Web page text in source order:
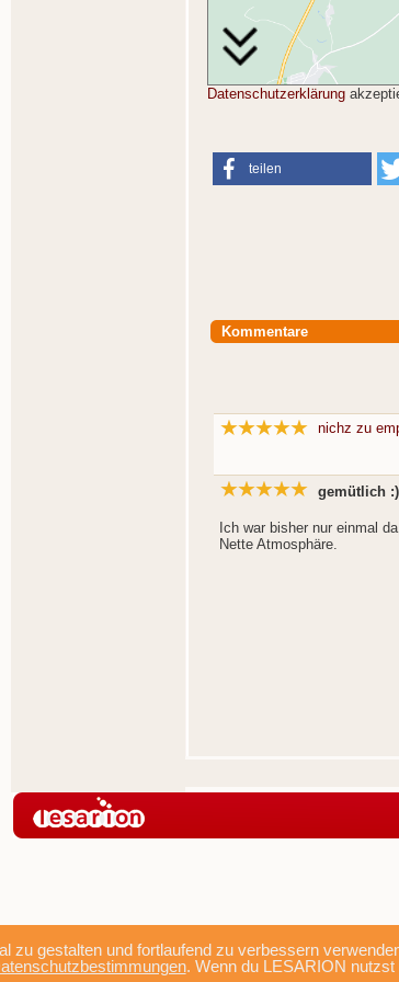
zu gestalten und fortlaufend zu verbessern
. Wenn du LESARION
Datenschutzerklärung
teilen
Kommentare
nichz zu
gemütlich :)
Ich war bisher nur einmal
Nette Atmosphäre.